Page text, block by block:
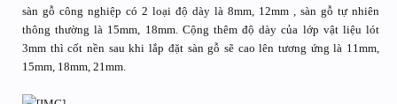
sàn gỗ công nghiệp có 2 loại độ dày là 8mm, 12mm , sàn gỗ tự nhiên
thông thường là 15mm, 18mm. Cộng thêm độ dày của lớp vật liệu lót
3mm thì cốt nền sau khi lắp đặt sàn gỗ sẽ cao lên tương ứng là 11mm,
15mm, 18mm, 21mm.